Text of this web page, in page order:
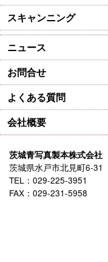
スキャンニング
ニュース
お問合せ
よくある質問
会社概要
茨城青写真製本株式会社
茨城県水戸市北見町6-31
TEL：029-225-3951
FAX：029-231-5958